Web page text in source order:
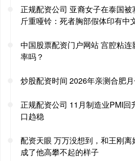
正规配资公司 亚裔女子在泰国
斤重哑铃：死者胸部假体印有中
中国股票配资门户网站 宫腔粘
率吗？
炒股配资时间 2026年亲测合肥
正规配资公司 11月制造业PMI回
口趋稳
配资天眼 万万没想到，和王刚
成了他高攀不起的样子